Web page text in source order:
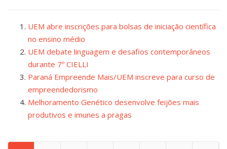
UEM abre inscrições para bolsas de iniciação científica
no ensino médio
UEM debate linguagem e desafios contemporâneos
durante 7º CIELLI
Paraná Empreende Mais/UEM inscreve para curso de
empreendedorismo
Melhoramento Genético desenvolve feijões mais
produtivos e imunes a pragas